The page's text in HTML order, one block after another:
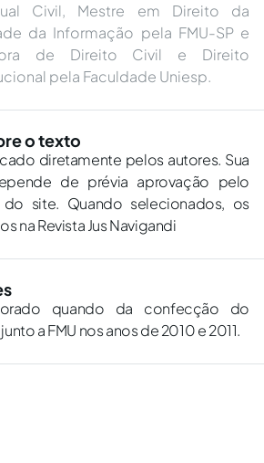
Civil, Mestre em Direito da
da Informação pela FMU-SP e
de Direito Civil e Direito
pela Faculdade Uniesp.
o texto
diretamente pelos autores. Sua
de prévia aprovação pelo
site. Quando selecionados, os
na Revista Jus Navigandi
quando da confecção do
a FMU nos anos de 2010 e 2011.